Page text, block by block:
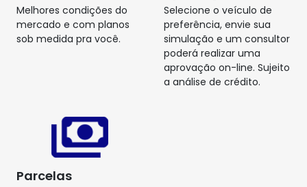
Melhores condições do
mercado e com planos
sob medida pra você.
Selecione o veículo de
preferência, envie sua
simulação e um consultor
poderá realizar uma
aprovação on-line. Sujeito
a análise de crédito.
Parcelas